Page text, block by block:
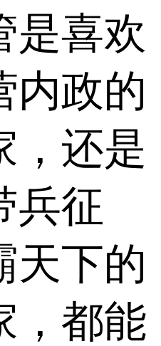
是喜欢
内政的
，还是
兵征
天下的
，都能